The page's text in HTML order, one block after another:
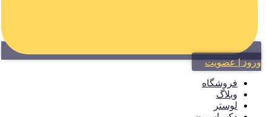
| عضویت
فروشگاه
وبلاگ
لوستر